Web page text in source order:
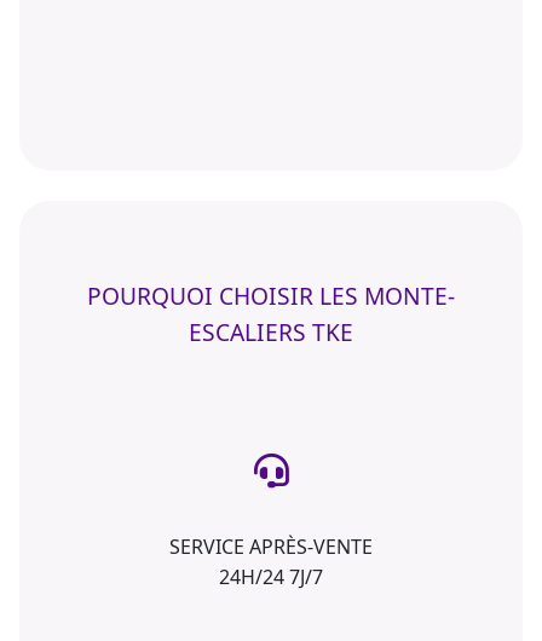
POURQUOI CHOISIR LES MONTE-
ESCALIERS TKE
SERVICE APRÈS-VENTE
24H/24 7J/7